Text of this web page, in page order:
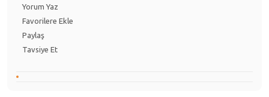
Yorum Yaz
Paylaş
Tavsiye Et